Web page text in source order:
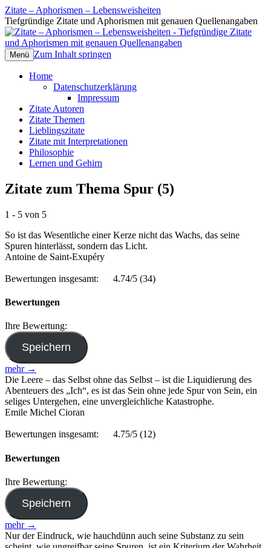
Zitate – Aphorismen – Lebensweisheiten
Tiefgründige Zitate und Aphorismen mit genauen Quellenangaben
Menü Zum Inhalt springen
Home
Datenschutzerklärung
Impressum
Zitate Autoren
Zitate Themen
Lieblingszitate
Zitate mit Interpretationen
Philosophie
Lernen und Gehirn
Zitate zum Thema Spur (5)
1 - 5 von 5
So ist das Wesentliche einer Kerze nicht das Wachs, das seine
Spuren hinterlässt, sondern das Licht.
Antoine de Saint-Exupéry
Bewertungen insgesamt: 4.74/5 (34)
Bewertungen
Ihre Bewertung:
mehr →
Die Leere – das Selbst ohne das Selbst – ist die Liquidierung des
Abenteuers des „Ich“, es ist das Sein ohne jede Spur von Sein, ein
seliges Untergehen, eine unvergleichliche Katastrophe.
Emile Michel Cioran
Bewertungen insgesamt: 4.75/5 (12)
Bewertungen
Ihre Bewertung:
mehr →
Nur der Eindruck, wie hauchdünn auch seine Substanz zu sein